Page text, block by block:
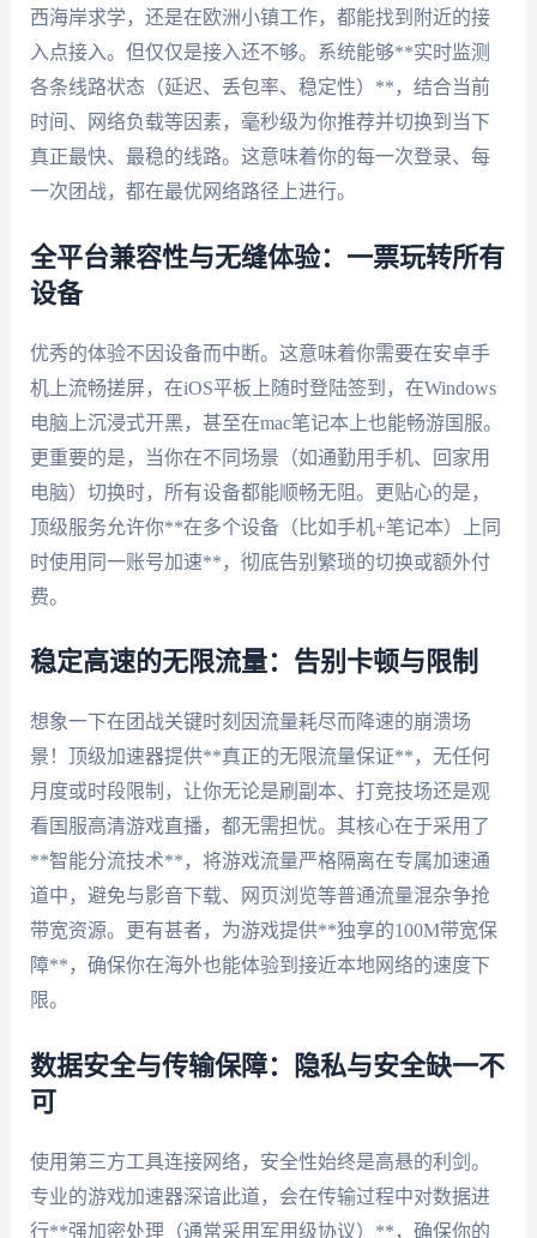
西海岸求学，还是在欧洲小镇工作，都能找到附近的接
入点接入。但仅仅是接入还不够。系统能够**实时监测
各条线路状态（延迟、丢包率、稳定性）**，结合当前
时间、网络负载等因素，毫秒级为你推荐并切换到当下
真正最快、最稳的线路。这意味着你的每一次登录、每
一次团战，都在最优网络路径上进行。
全平台兼容性与无缝体验：一票玩转所有
设备
优秀的体验不因设备而中断。这意味着你需要在安卓手
机上流畅搓屏，在iOS平板上随时登陆签到，在Windows
电脑上沉浸式开黑，甚至在mac笔记本上也能畅游国服。
更重要的是，当你在不同场景（如通勤用手机、回家用
电脑）切换时，所有设备都能顺畅无阻。更贴心的是，
顶级服务允许你**在多个设备（比如手机+笔记本）上同
时使用同一账号加速**，彻底告别繁琐的切换或额外付
费。
稳定高速的无限流量：告别卡顿与限制
想象一下在团战关键时刻因流量耗尽而降速的崩溃场
景！顶级加速器提供**真正的无限流量保证**，无任何
月度或时段限制，让你无论是刷副本、打竞技场还是观
看国服高清游戏直播，都无需担忧。其核心在于采用了
**智能分流技术**，将游戏流量严格隔离在专属加速通
道中，避免与影音下载、网页浏览等普通流量混杂争抢
带宽资源。更有甚者，为游戏提供**独享的100M带宽保
障**，确保你在海外也能体验到接近本地网络的速度下
限。
数据安全与传输保障：隐私与安全缺一不
可
使用第三方工具连接网络，安全性始终是高悬的利剑。
专业的游戏加速器深谙此道，会在传输过程中对数据进
行**强加密处理（通常采用军用级协议）**，确保你的